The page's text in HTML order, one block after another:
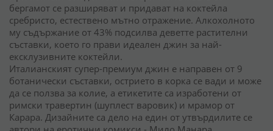
бергамот се разширяват и придават на коктейла
сребристо, естествено мътно отражение. Алкохолното
му съдържание от 43% подсилва деветте растителни
съставки, което го прави идеален джин за най-
ексклузивните коктейли.
Италианският супер-премиум джин е направен от 9
ботанически съставки, острието в корка се вади и може
да се ползва за колие, а етикетите са изработени от
римски травертин (шуплест варовик) и мрамор от
Карара. Дизайните са дело на един от утвърдилите се